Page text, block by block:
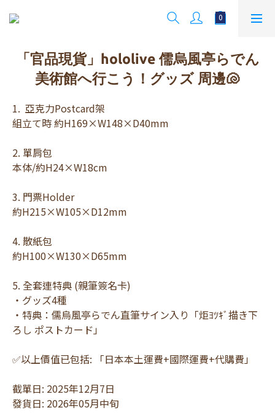
「官品現貨」hololive 儒烏風亭らでん
美術館へ行こう！グッズ 周邊🐚
1.  亞克力Postcard架
組立て時 約H169×W148×D40mm
2. 單肩包
本体/約H24×W18cm
3. 門票Holder
約H215×W105×D12mm
4. 散紙包
約H100×W130×D65mm
5. 全套連特典 (親筆簽名卡)
・グッズ4種
・特典：儒烏風亭らでん直筆サイン入り「炬ﾖﾂｷﾞ描き下
ろし ポストカード」
✅以上價值已包括: 「日本本土運費+國際運費+代購費」
截單日: 2025年12月7日
發貨日: 2026年05月中旬